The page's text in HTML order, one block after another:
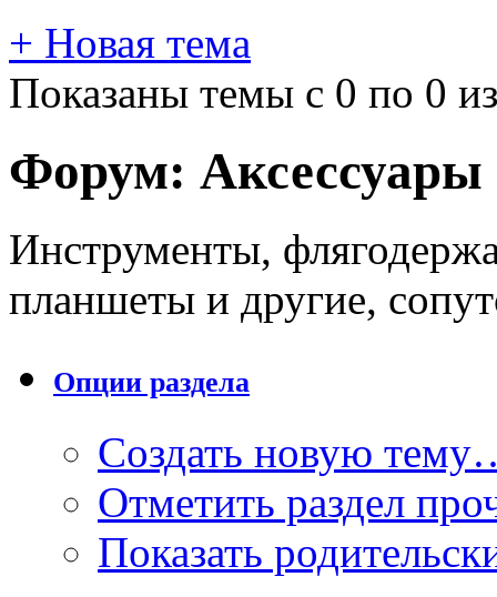
+ Новая тема
Показаны темы с 0 по 0
Форум: Aксессуары
Инструменты,
планшеты и другие,
Опции раздела
Создать новую
Отметить раздел
Показать